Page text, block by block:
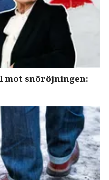
mot snöröjningen: